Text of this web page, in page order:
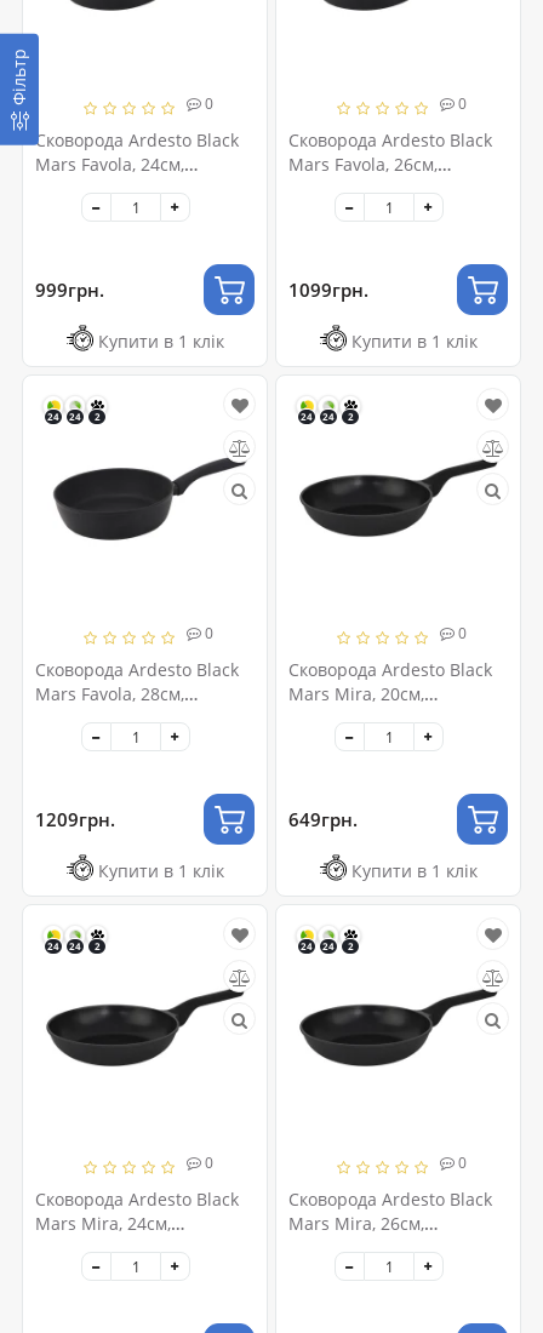
Фільтр 0
Сковорода Ardesto Black
Mars Favola, 24см,
алюміній, чорний
(AR1924BMR)
999грн.
Купити в 1 клік
0
Сковорода Ardesto Black
Mars Favola, 26см,
алюміній, чорний
(AR1926BMR)
1099грн.
Купити в 1 клік
24 24 2
0
Сковорода Ardesto Black
Mars Favola, 28см,
алюміній, чорний
(AR1928BMR)
1209грн.
Купити в 1 клік
24 24 2
0
Сковорода Ardesto Black
Mars Mira, 20см,
алюміній, чорний
(AR0720BM)
649грн.
Купити в 1 клік
24 24 2
0
Сковорода Ardesto Black
Mars Mira, 24см,
алюміній, чорний
(AR0724BM)
24 24 2
0
Сковорода Ardesto Black
Mars Mira, 26см,
алюміній, чорний
(AR0726BM)